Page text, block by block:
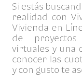
Si estás
realidad con
Vivienda en
de
virtuales y una
conocer las
y con gusto te